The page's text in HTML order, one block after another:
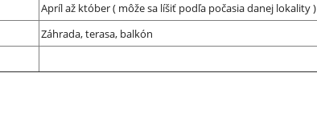
Apríl až któber ( môže sa líšiť podľa počasia danej lokality )
Záhrada, terasa, balkón